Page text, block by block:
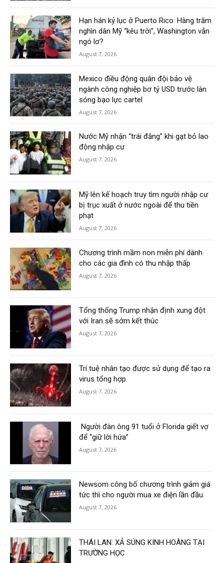
Hạn hán kỷ lục ở Puerto Rico: Hàng trăm
nghìn dân Mỹ “kêu trời”, Washington vẫn
ngó lơ?
August 7, 2026
Mexico điều động quân đội bảo vệ
ngành công nghiệp bơ tỷ USD trước làn
sóng bạo lực cartel
August 7, 2026
Nước Mỹ nhận “trái đắng” khi gạt bỏ lao
động nhập cư
August 7, 2026
Mỹ lên kế hoạch truy tìm người nhập cư
bị trục xuất ở nước ngoài để thu tiền
phạt
August 7, 2026
Chương trình mầm non miễn phí dành
cho các gia đình có thu nhập thấp
August 7, 2026
Tổng thống Trump nhận định xung đột
với Iran sẽ sớm kết thúc
August 7, 2026
Trí tuệ nhân tạo được sử dụng để tạo ra
virus tổng hợp.
August 7, 2026
Người đàn ông 91 tuổi ở Florida giết vợ
để “giữ lời hứa”
August 7, 2026
Newsom công bố chương trình giảm giá
tức thì cho người mua xe điện lần đầu.
August 7, 2026
THÁI LAN: XẢ SÚNG KINH HOÀNG TẠI
TRƯỜNG HỌC